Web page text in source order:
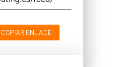
COPIAR ENLACE